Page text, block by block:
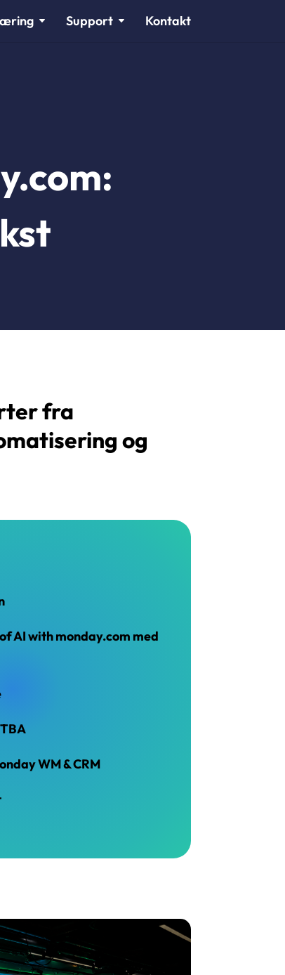
Support Kontakt
fra
og
AI with monday.com med
WM & CRM